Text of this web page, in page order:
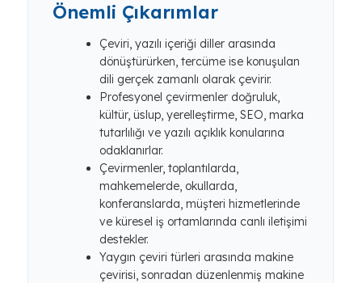
Önemli Çıkarımlar
Çeviri, yazılı içeriği diller arasında
dönüştürürken, tercüme ise konuşulan
dili gerçek zamanlı olarak çevirir.
Profesyonel çevirmenler doğruluk,
kültür, üslup, yerelleştirme, SEO, marka
tutarlılığı ve yazılı açıklık konularına
odaklanırlar.
Çevirmenler, toplantılarda,
mahkemelerde, okullarda,
konferanslarda, müşteri hizmetlerinde
ve küresel iş ortamlarında canlı iletişimi
destekler.
Yaygın çeviri türleri arasında makine
çevirisi, sonradan düzenlenmiş makine